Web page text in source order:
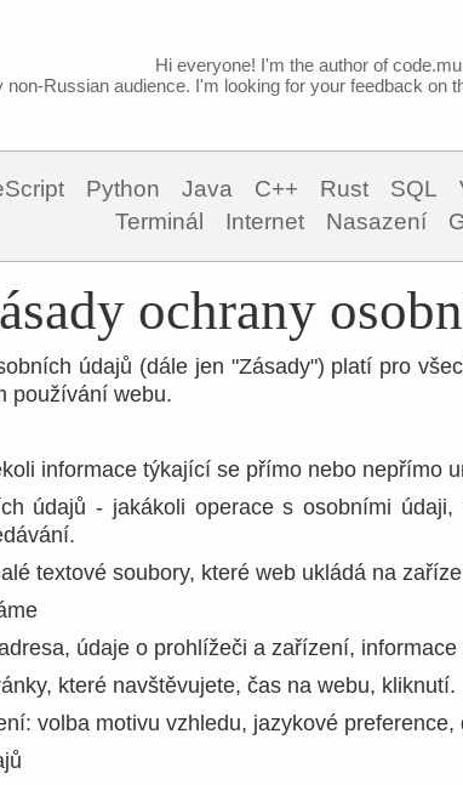
Hi everyone! I'm the author of
non-Russian audience. I'm looking for your feedback on
Python Java C++ Rust SQL
Terminál
Internet Nasazení
ochrany
údajů (dále jen "Zásady") platí pro
používání webu.
informace týkající se přímo nebo nepřímo
údajů - jakákoli operace s osobními údaji,
textové soubory, které web ukládá na
údaje o prohlížeči a zařízení,
které navštěvujete, čas na webu, kliknutí.
volba motivu vzhledu, jazykové